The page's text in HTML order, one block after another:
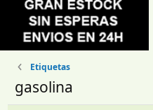
Etiquetas
gasolina